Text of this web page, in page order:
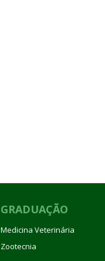
GRADUAÇÃO
Medicina Veterinária
Zootecnia